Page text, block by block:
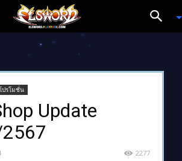
ปรโมชั่น
Update
2277